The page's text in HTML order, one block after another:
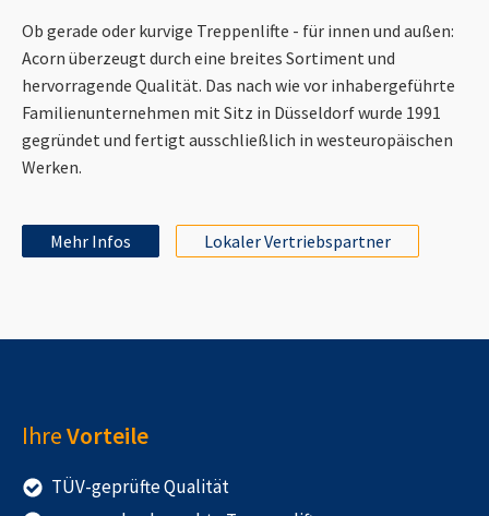
Ob gerade oder kurvige Treppenlifte - für innen und außen:
Acorn überzeugt durch eine breites Sortiment und
hervorragende Qualität. Das nach wie vor inhabergeführte
Familienunternehmen mit Sitz in Düsseldorf wurde 1991
gegründet und fertigt ausschließlich in westeuropäischen
Werken.
Mehr Infos Lokaler Vertriebspartner
IhreVorteile
TÜV-geprüfte Qualität